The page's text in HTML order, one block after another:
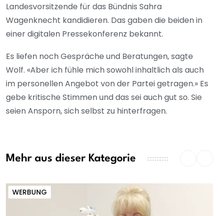
Landesvorsitzende für das Bündnis Sahra
Wagenknecht kandidieren. Das gaben die beiden in
einer digitalen Pressekonferenz bekannt.
Es liefen noch Gespräche und Beratungen, sagte
Wolf. «Aber ich fühle mich sowohl inhaltlich als auch
im personellen Angebot von der Partei getragen.» Es
gebe kritische Stimmen und das sei auch gut so. Sie
seien Ansporn, sich selbst zu hinterfragen.
Mehr aus dieser Kategorie
WERBUNG